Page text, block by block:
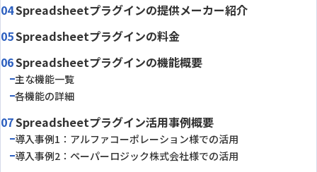
Spreadsheetプラグインの提供メーカー紹介
Spreadsheetプラグインの料金
Spreadsheetプラグインの機能概要
主な機能一覧
各機能の詳細
Spreadsheetプラグイン活用事例概要
導入事例1：アルファコーポレーション様での活用
導入事例2：ペーパーロジック株式会社様での活用